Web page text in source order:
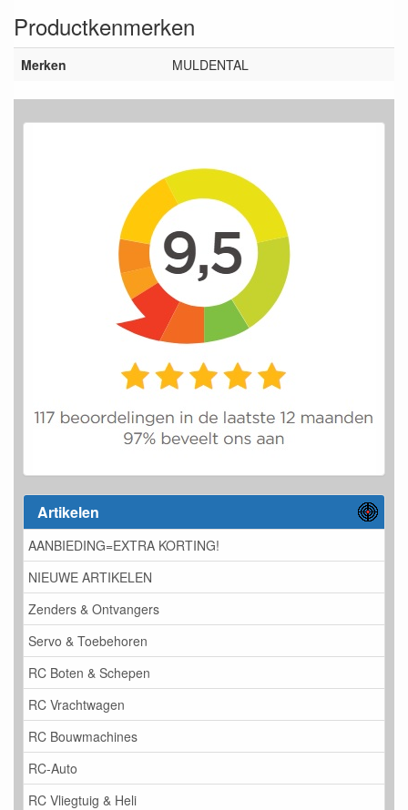
Artikelen
AANBIEDING=EXTRA KORTING!
NIEUWE ARTIKELEN
Zenders & Ontvangers
Servo & Toebehoren
RC Boten & Schepen
RC Vrachtwagen
RC Bouwmachines
RC-Auto
RC Vliegtuig & Heli
Productkenmerken
Merken MULDENTAL